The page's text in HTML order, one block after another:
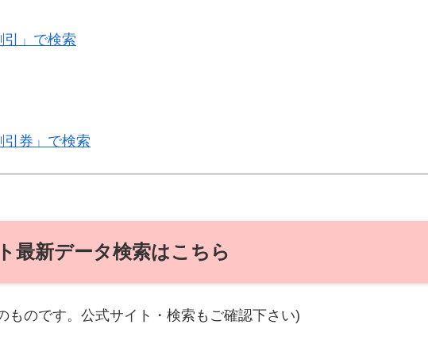
引」で検索
引券」で検索
最新データ検索はこちら
ものです。公式サイト・検索もご確認下さい)